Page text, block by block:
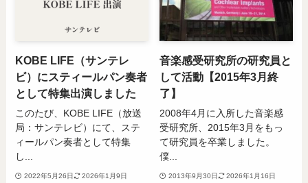
KOBE LIFE（サンテレ
ビ）にスティールパン奏者
として特集出演しました
このたび、KOBE LIFE（放送
局：サンテレビ）にて、ステ
ィールパン奏者として特集
し...
2022年5月26日
2026年1月9日
音楽感受研究所の研究員と
して活動【2015年3月終
了】
2008年4月に入所した音楽感
受研究所、2015年3月をもっ
て研究員を卒業しました。
僕...
2013年9月30日
2026年1月16日